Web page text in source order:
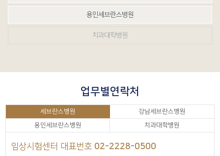
용인세브란스병원
치과대학병원
업무별연락처
세브란스병원
강남세브란스병원
용인세브란스병원
치과대학병원
임상시험센터 대표번호 02-2228-0500